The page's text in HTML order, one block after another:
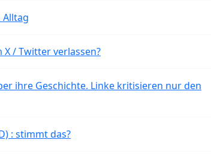
Alltag
/ Twitter verlassen?
ihre Geschichte. Linke kritisieren nur den
: stimmt das?